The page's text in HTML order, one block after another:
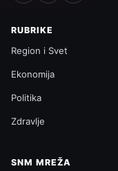
RUBRIKE
Region i Svet
Ekonomija
Politika
Zdravlje
SNM MREŽA